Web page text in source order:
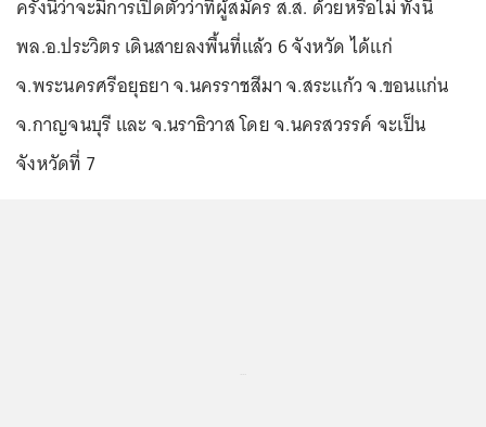
ครั้งนี้ว่าจะมีการเปิดตัวว่าที่ผู้สมัคร ส.ส. ด้วยหรือไม่ ทั้งนี้
พล.อ.ประวิตร เดินสายลงพื้นที่แล้ว 6 จังหวัด ได้แก่
จ.พระนครศรีอยุธยา จ.นครราชสีมา จ.สระแก้ว จ.ขอนแก่น
จ.กาญจนบุรี และ จ.นราธิวาส โดย จ.นครสวรรค์ จะเป็น
จังหวัดที่ 7